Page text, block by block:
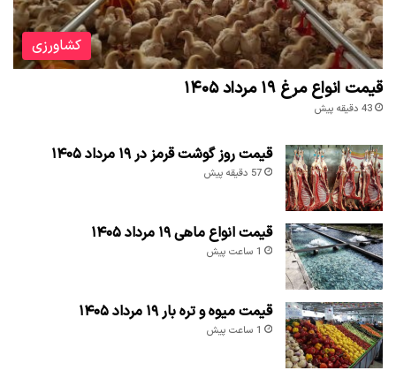
کشاورزی
قیمت انواع مرغ ۱۹ مرداد ۱۴۰۵
43 دقیقه پیش
قیمت روز گوشت قرمز در ۱۹ مرداد ۱۴۰۵
57 دقیقه پیش
قیمت انواع ماهی ۱۹ مرداد ۱۴۰۵
1 ساعت پیش
قیمت میوه و تره بار ۱۹ مرداد ۱۴۰۵
1 ساعت پیش